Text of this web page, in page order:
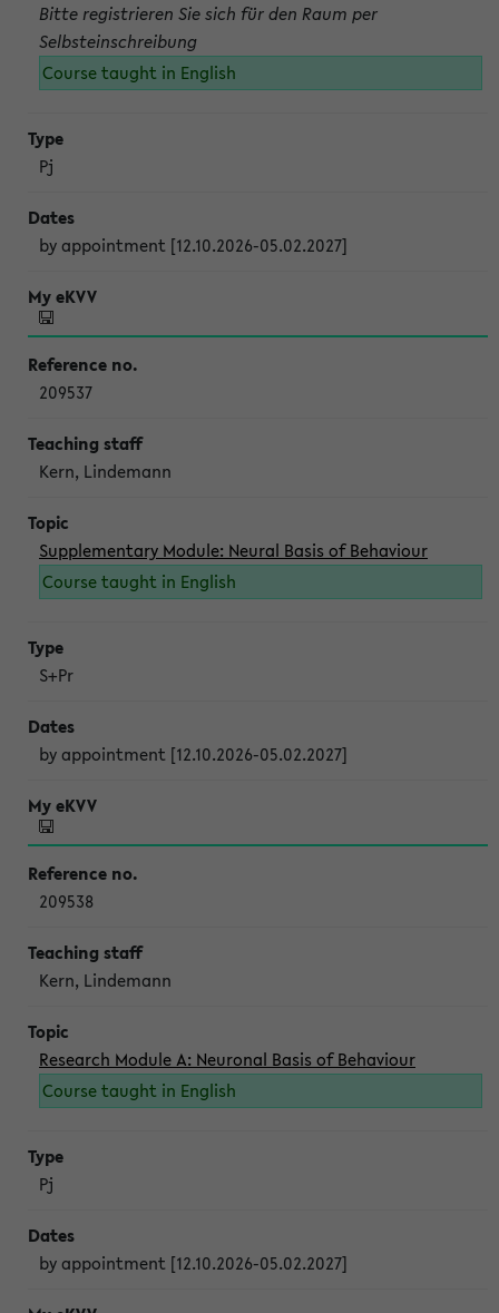
Bitte registrieren Sie sich für den Raum per
Selbsteinschreibung
Course taught in English
Pj
by appointment [12.10.2026-05.02.2027]
209537
Kern, Lindemann
Supplementary Module: Neural Basis of Behaviour
Course taught in English
S+Pr
by appointment [12.10.2026-05.02.2027]
209538
Kern, Lindemann
Research Module A: Neuronal Basis of Behaviour
Course taught in English
Pj
by appointment [12.10.2026-05.02.2027]